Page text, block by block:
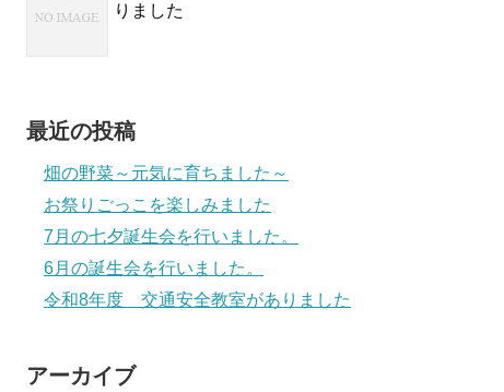
りました
最近の投稿
畑の野菜～元気に育ちました～
お祭りごっこを楽しみました
7月の七夕誕生会を行いました。
6月の誕生会を行いました。
令和8年度 交通安全教室がありました
アーカイブ